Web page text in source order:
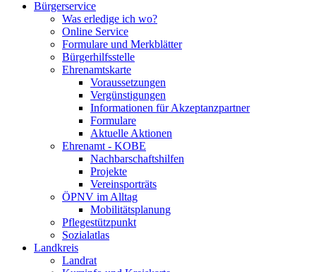
Bürgerservice
Was erledige ich wo?
Online Service
Formulare und Merkblätter
Bürgerhilfsstelle
Ehrenamtskarte
Voraussetzungen
Vergünstigungen
Informationen für Akzeptanzpartner
Formulare
Aktuelle Aktionen
Ehrenamt - KOBE
Nachbarschaftshilfen
Projekte
Vereinsporträts
ÖPNV im Alltag
Mobilitätsplanung
Pflegestützpunkt
Sozialatlas
Landkreis
Landrat